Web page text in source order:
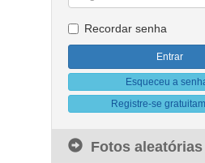
Recordar senha
Esqueceu a
Registre-se
Fotos aleatórias